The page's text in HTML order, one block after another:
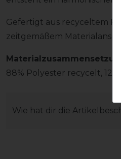
Gefertigt aus recyceltem
zeitgemäßem
Materialzusammensetzung
88% Polyester recycelt,
Wie hat dir die